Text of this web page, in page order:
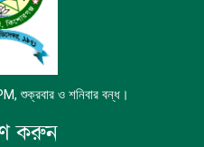
শুক্রবার ও শনিবার বন্ধ।
করুন